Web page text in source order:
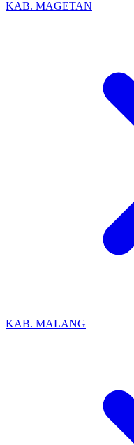
KAB. MAGETAN
KAB. MALANG